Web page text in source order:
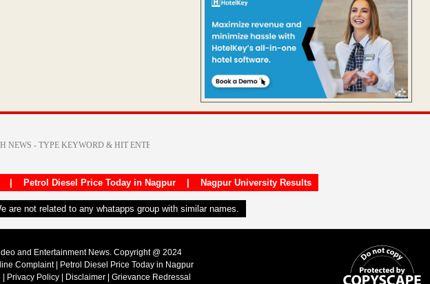
Petrol Diesel Price Today in Nagpur| Nagpur University Results
are not related to any whatapps group with similar names.
and Entertainment News. Copyright @ 2024
Complaint|
Petrol Diesel Price Today in Nagpur
Privacy Policy Disclaimer Grievance Redressal